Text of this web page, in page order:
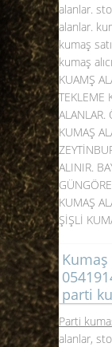
alanlar.
alanlar.
kumaş
kumaş
KUAMŞ
TEKLEME
ALANLAR.
KUMAŞ
ALINIR.
KUMAŞ
ŞİŞLİ
parti
Parti
alanlar,